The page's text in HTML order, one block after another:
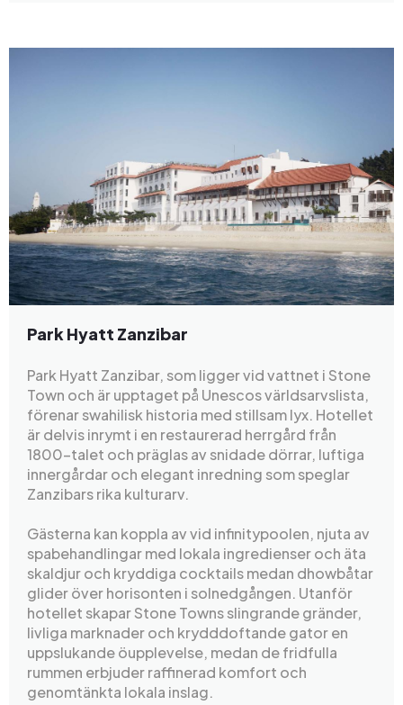
Park Hyatt Zanzibar
Park Hyatt Zanzibar, som ligger vid vattnet i Stone
Town och är upptaget på Unescos världsarvslista,
förenar swahilisk historia med stillsam lyx. Hotellet
är delvis inrymt i en restaurerad herrgård från
1800-talet och präglas av snidade dörrar, luftiga
innergårdar och elegant inredning som speglar
Zanzibars rika kulturarv.
Gästerna kan koppla av vid infinitypoolen, njuta av
spabehandlingar med lokala ingredienser och äta
skaldjur och kryddiga cocktails medan dhowbåtar
glider över horisonten i solnedgången. Utanför
hotellet skapar Stone Towns slingrande gränder,
livliga marknader och krydddoftande gator en
uppslukande öupplevelse, medan de fridfulla
rummen erbjuder raffinerad komfort och
genomtänkta lokala inslag.